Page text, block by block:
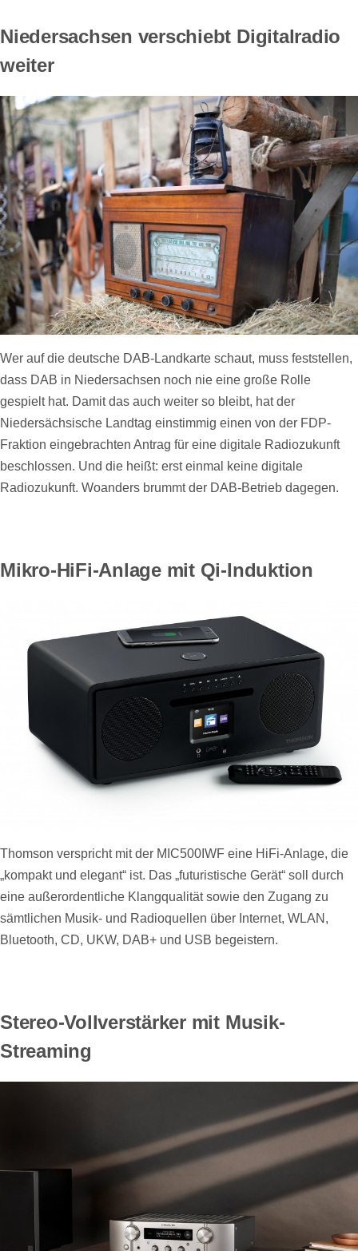
Niedersachsen verschiebt Digitalradio
weiter
Wer auf die deutsche DAB-Landkarte schaut, muss feststellen,
dass DAB in Niedersachsen noch nie eine große Rolle
gespielt hat. Damit das auch weiter so bleibt, hat der
Niedersächsische Landtag einstimmig einen von der FDP-
Fraktion eingebrachten Antrag für eine digitale Radiozukunft
beschlossen. Und die heißt: erst einmal keine digitale
Radiozukunft. Woanders brummt der DAB-Betrieb dagegen.
Mikro-HiFi-Anlage mit Qi-Induktion
Thomson verspricht mit der MIC500IWF eine HiFi-Anlage, die
„kompakt und elegant“ ist. Das „futuristische Gerät“ soll durch
eine außerordentliche Klangqualität sowie den Zugang zu
sämtlichen Musik- und Radioquellen über Internet, WLAN,
Bluetooth, CD, UKW, DAB+ und USB begeistern.
Stereo-Vollverstärker mit Musik-
Streaming